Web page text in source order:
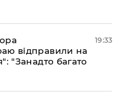
відправили на
"Занадто багато
19:33